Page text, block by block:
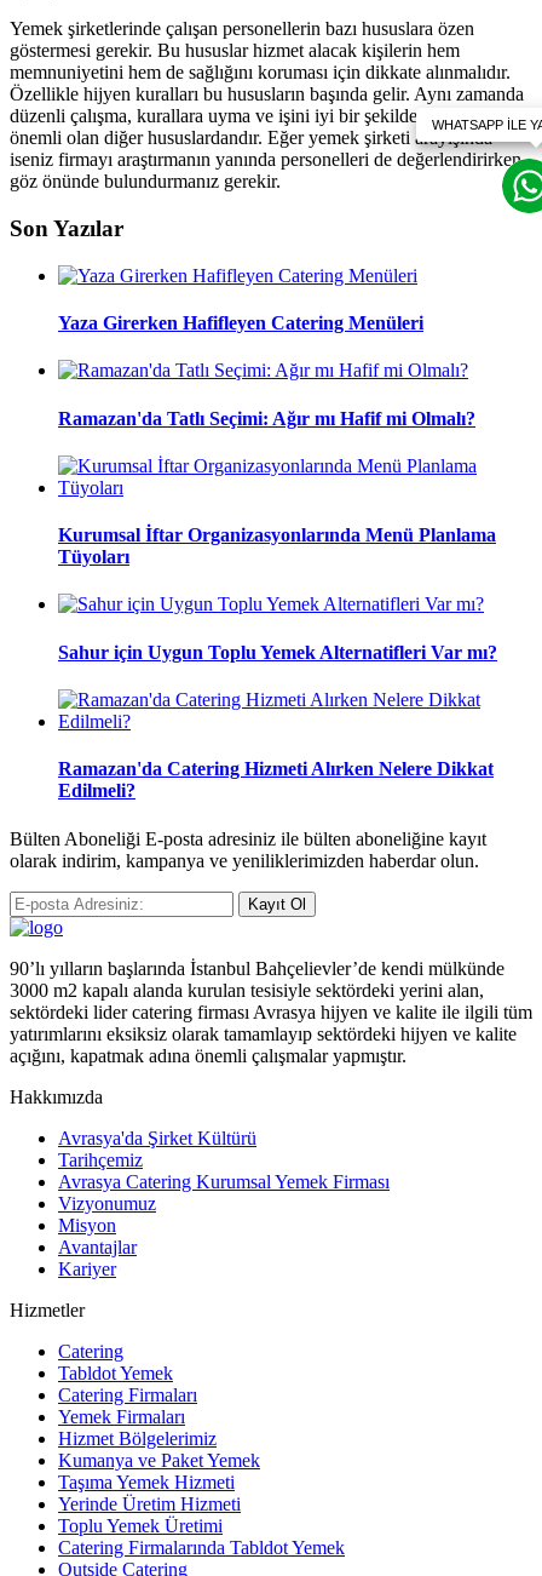
Yemek şirketlerinde çalışan personellerin bazı hususlara özen
göstermesi gerekir. Bu hususlar hizmet alacak kişilerin hem
memnuniyetini hem de sağlığını koruması için dikkate alınmalıdır.
Özellikle hijyen kuralları bu hususların başında gelir. Aynı zamanda
düzenli çalışma, kurallara uyma ve işini iyi bir şekilde yapmak
önemli olan diğer hususlardandır. Eğer yemek şirketi arayışında
iseniz firmayı araştırmanın yanında personelleri de değerlendirirken
göz önünde bulundurmanız gerekir.
Son Yazılar
Yaza Girerken Hafifleyen Catering Menüleri
Ramazan'da Tatlı Seçimi: Ağır mı Hafif mi Olmalı?
Kurumsal İftar Organizasyonlarında Menü Planlama
Tüyoları
Sahur için Uygun Toplu Yemek Alternatifleri Var mı?
Ramazan'da Catering Hizmeti Alırken Nelere Dikkat
Edilmeli?
Bülten Aboneliği E-posta adresiniz ile bülten aboneliğine kayıt
olarak indirim, kampanya ve yeniliklerimizden haberdar olun.
Kayıt Ol
90’lı yılların başlarında İstanbul Bahçelievler’de kendi mülkünde
3000 m2 kapalı alanda kurulan tesisiyle sektördeki yerini alan,
sektördeki lider catering firması Avrasya hijyen ve kalite ile ilgili tüm
yatırımlarını eksiksiz olarak tamamlayıp sektördeki hijyen ve kalite
açığını, kapatmak adına önemli çalışmalar yapmıştır.
Hakkımızda
Avrasya'da Şirket Kültürü
Tarihçemiz
Avrasya Catering Kurumsal Yemek Firması
Vizyonumuz
Misyon
Avantajlar
Kariyer
Hizmetler
Catering
Tabldot Yemek
Catering Firmaları
Yemek Firmaları
Hizmet Bölgelerimiz
Kumanya ve Paket Yemek
Taşıma Yemek Hizmeti
Yerinde Üretim Hizmeti
Toplu Yemek Üretimi
Catering Firmalarında Tabldot Yemek
Outside Catering